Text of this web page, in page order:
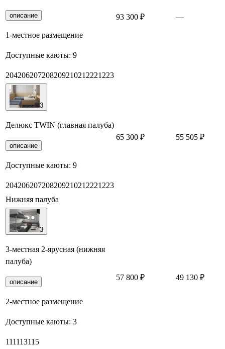
описание
1-местное размещение
Доступные каюты: 9
204206207208209210212221 223
93 300 ₽ —
3
Делюкс TWIN (главная палуба)
описание
Доступные каюты: 9
204206207208209210212221 223
65 300 ₽ 55 505 ₽
Нижняя палуба
3
3-местная 2-ярусная (нижняя
палуба)
описание
2-местное размещение
Доступные каюты: 3
111113115
57 800 ₽ 49 130 ₽